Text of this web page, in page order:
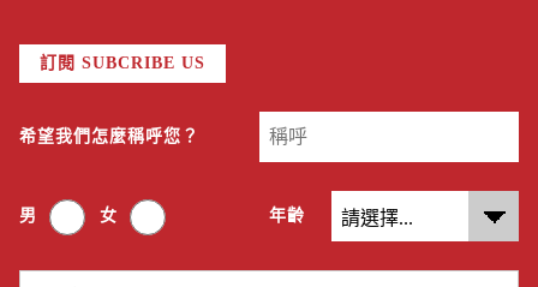
訂閱 SUBCRIBE US
希望我們怎麼稱呼您？
男 女 年齡